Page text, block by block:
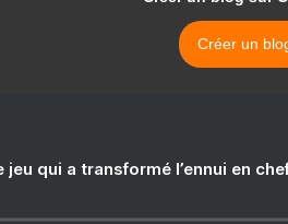
Créer un
jeu qui a transformé l’ennui en